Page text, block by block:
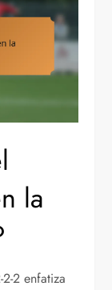
la
2 enfatiza